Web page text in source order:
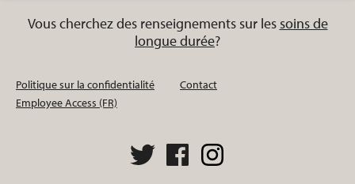
Vous cherchez des renseignements sur les soins de
longue durée?
Politique sur la confidentialité
Contact
Employee Access (FR)